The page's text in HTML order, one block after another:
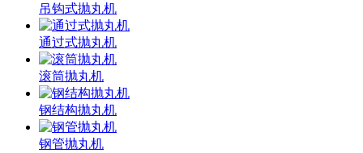
吊钩式抛丸机
通过式抛丸机
滚筒抛丸机
钢结构抛丸机
钢管抛丸机